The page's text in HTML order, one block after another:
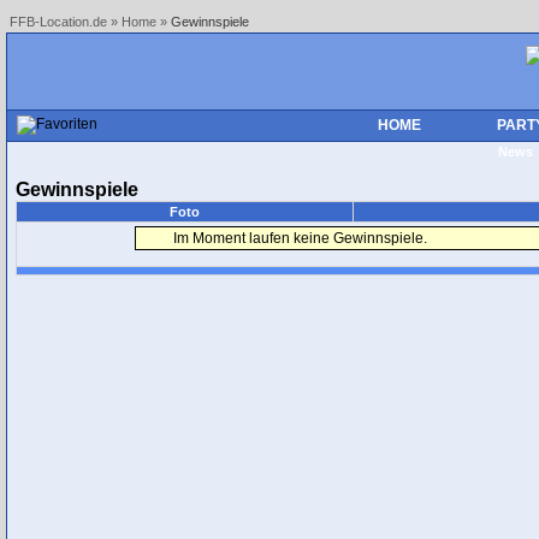
FFB-Location.de » Home » Gewinnspiele
HOME
News
Gewinnspiele
Foto
Im Moment laufen keine Gewinnspiele.